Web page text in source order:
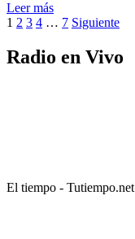
Leer más
Paginación
de
entradas
1 2 3 4 … 7 Siguiente
Radio en Vivo
El tiempo - Tutiempo.net